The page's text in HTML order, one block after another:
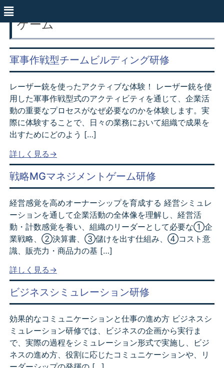
ゲーム
軍事作戦型チームビルディング研修
レーザー銃を使ったアクティブな体験！ レーザー銃を使
用した軍事作戦型式のアクティビティを通じて、企業活
動の重要なプロセスがなぜ必要なのかを体験します。実
際に体験することで、日々の業務において組織で成果を
出すためにどのよう […]
詳しく見る→
戦略MGマネジメントゲーム研修
経営感覚を高めオーナーシップを育成する 経営シミュレ
ーションを通して企業活動の全体像を理解し、経営活
動・計数感覚を養い、組織のリーダーとして必要な①企
業戦略、②決算書、③儲けを出す仕組み、④コスト意
識、販売力・商品力の基 […]
詳しく見る→
ビジネスシミュレーション研修
効果的なコミュニケーションと仕事の進め方 ビジネスシ
ミュレーション研修では、ビジネスの企画から実行ま
で、実際の過程をシミュレーション形式で実施し、ビジ
ネスの進め方、役割に応じたコミュニケーションや、リ